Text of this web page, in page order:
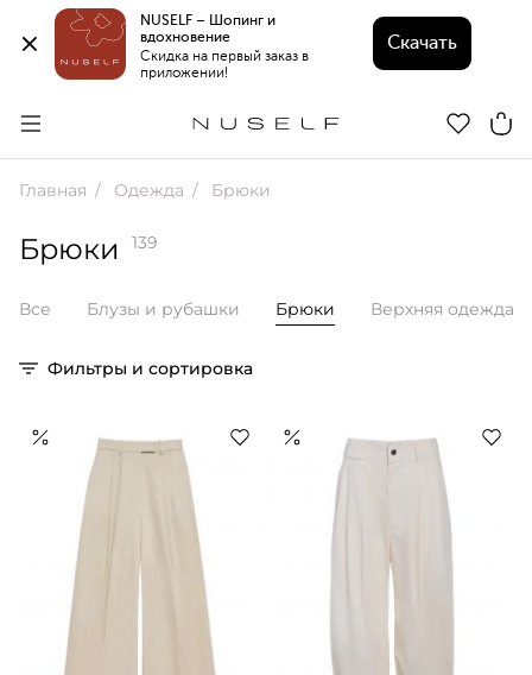
NUSELF – Шопинг и
вдохновение
Скидка на первый заказ в
приложении!
Скачать
Главная Одежда Брюки
Брюки 139
Все Блузы и рубашки Брюки Верхняя одежда
Фильтры и сортировка